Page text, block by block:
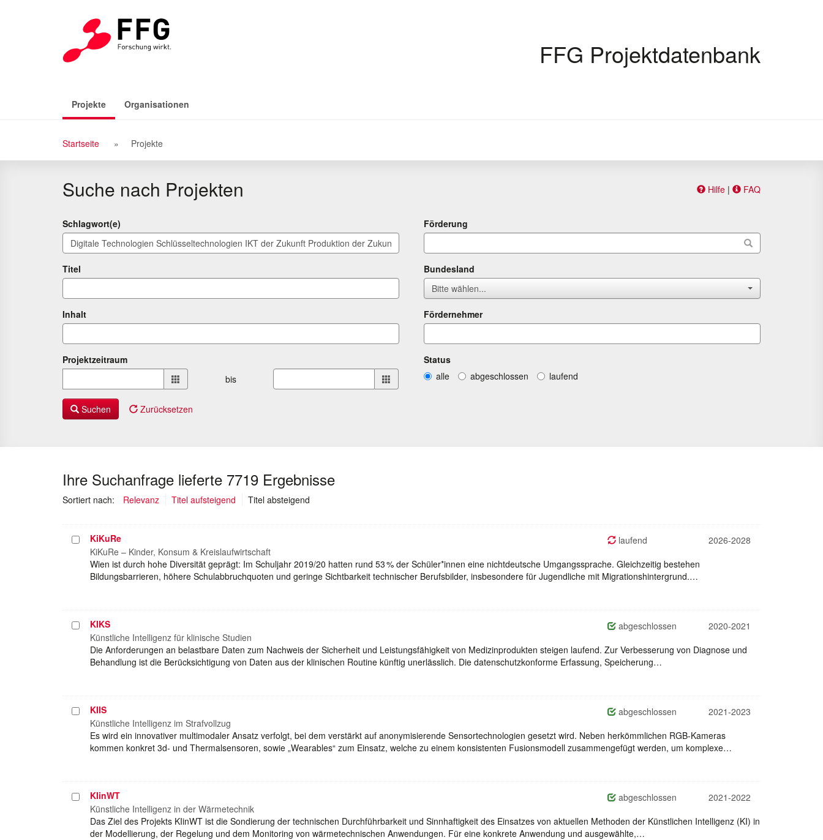
FFG Projektdatenbank
Projekte(aktiv)Organisationen
Breadcrumb
Navigation
Startseite Projekte
Suche nach Projekten Hilfe| FAQ
Schlagwort(e)
Titel
Inhalt
Projektzeitraum
von
bis
Förderung
Bundesland
Bitte wählen...
Fördernehmer
Status
alle
abgeschlossen laufend
Suchen Zurücksetzen
Ihre Suchanfrage lieferte 7719 Ergebnisse
Sortiert nach: Relevanz Titel aufsteigend Titel absteigend
Projekt
auswählen
KiKuRe laufend
2026-2028
KiKuRe – Kinder, Konsum & Kreislaufwirtschaft
Wien ist durch hohe Diversität geprägt: Im Schuljahr 2019/20 hatten rund 53 % der Schüler*innen eine nichtdeutsche Umgangssprache. Gleichzeitig bestehen
Bildungsbarrieren, höhere Schulabbruchquoten und geringe Sichtbarkeit technischer Berufsbilder, insbesondere für Jugendliche mit Migrationshintergrund.…
Projekt
auswählen
KIKS abgeschlossen
2020-2021
Künstliche Intelligenz für klinische Studien
Die Anforderungen an belastbare Daten zum Nachweis der Sicherheit und Leistungsfähigkeit von Medizinprodukten steigen laufend. Zur Verbesserung von Diagnose und
Behandlung ist die Berücksichtigung von Daten aus der klinischen Routine künftig unerlässlich. Die datenschutzkonforme Erfassung, Speicherung…
Projekt
auswählen
KIIS abgeschlossen
2021-2023
Künstliche Intelligenz im Strafvollzug
Es wird ein innovativer multimodaler Ansatz verfolgt, bei dem verstärkt auf anonymisierende Sensortechnologien gesetzt wird. Neben herkömmlichen RGB-Kameras
kommen konkret 3d- und Thermalsensoren, sowie „Wearables“ zum Einsatz, welche zu einem konsistenten Fusionsmodell zusammengefügt werden, um komplexe…
Projekt
auswählen
KIinWT abgeschlossen
2021-2022
Künstliche Intelligenz in der Wärmetechnik
Das Ziel des Projekts KIinWT ist die Sondierung der technischen Durchführbarkeit und Sinnhaftigkeit des Einsatzes von aktuellen Methoden der Künstlichen Intelligenz (KI) in
der Modellierung, der Regelung und dem Monitoring von wärmetechnischen Anwendungen. Für eine konkrete Anwendung und ausgewählte,…